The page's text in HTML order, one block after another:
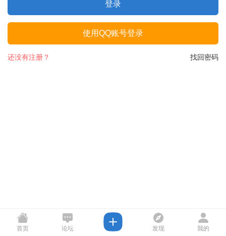
登录
使用QQ账号登录
找回密码
还没有注册？
首页 论坛 发现 我的